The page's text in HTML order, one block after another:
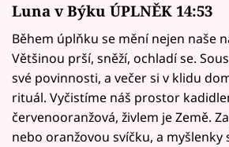
Luna v Býku ÚPLNĚK 14:53
Během úplňku se mění nejen naše
Většinou prší, sněží, ochladí se.
své povinnosti, a večer si v klidu
rituál. Vyčistíme náš prostor
červenooranžová, živlem je Země.
nebo oranžovou svíčku, a myšlenky